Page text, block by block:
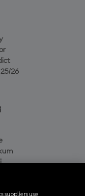
26
suppliers use